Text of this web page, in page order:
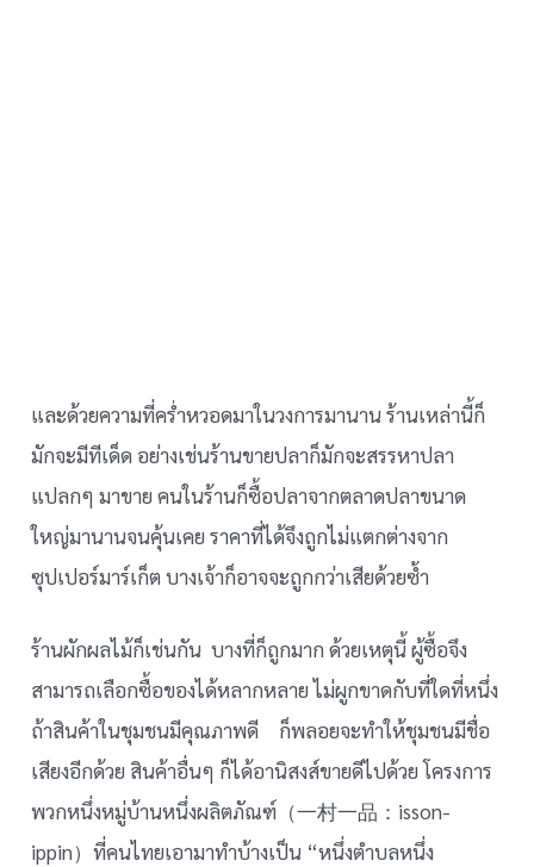
และด้วยความที่คร่ำหวอดมาในวงการมานาน ร้านเหล่านี้ก็
มักจะมีทีเด็ด อย่างเช่นร้านขายปลาก็มักจะสรรหาปลา
แปลกๆ มาขาย คนในร้านก็ซื้อปลาจากตลาดปลาขนาด
ใหญ่มานานจนคุ้นเคย ราคาที่ได้จึงถูกไม่แตกต่างจาก
ซุปเปอร์มาร์เก็ต บางเจ้าก็อาจจะถูกกว่าเสียด้วยซ้ำ
ร้านผักผลไม้ก็เช่นกัน บางที่ก็ถูกมาก ด้วยเหตุนี้ ผู้ซื้อจึง
สามารถเลือกซื้อของได้หลากหลาย ไม่ผูกขาดกับที่ใดที่หนึ่ง
ถ้าสินค้าในชุมชนมีคุณภาพดี ก็พลอยจะทำให้ชุมชนมีชื่อ
เสียงอีกด้วย สินค้าอื่นๆ ก็ได้อานิสงส์ขายดีไปด้วย โครงการ
พวกหนึ่งหมู่บ้านหนึ่งผลิตภัณฑ์（一村一品：isson-
ippin）ที่คนไทยเอามาทำบ้างเป็น “หนึ่งตำบลหนึ่ง